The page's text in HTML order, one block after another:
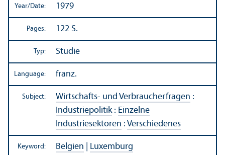
Year/Date: 1979
Pages: 122 S.
Typ: Studie
Language: franz.
Subject: Wirtschafts- und Verbraucherfragen :
Industriepolitik: Einzelne
Industriesektoren : Verschiedenes
Keyword: Belgien Luxemburg